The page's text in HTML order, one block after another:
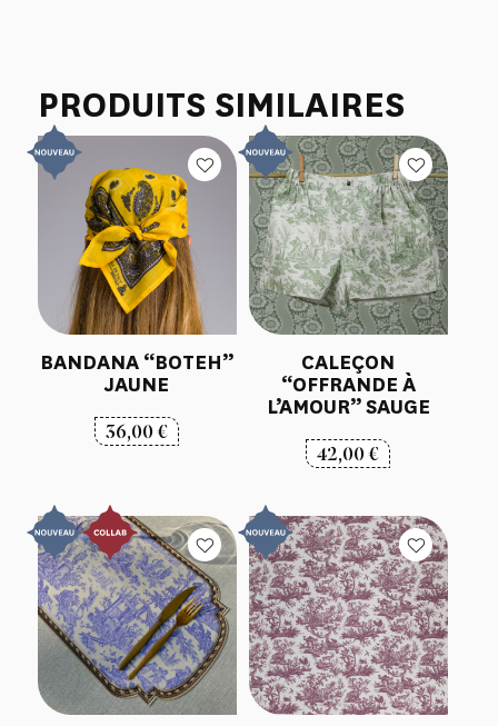
PRODUITS SIMILAIRES
BANDANA “BOTEH”
JAUNE
36,00€
CALEÇON
“OFFRANDE À
L’AMOUR” SAUGE
42,00€